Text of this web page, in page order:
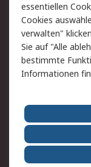
AGB
Cookie-
Copyright/
Karriere bei RS
Qualität/
essentiellen
Cookies
verwalten"
Sie auf "Alle
bestimmte
Informationen